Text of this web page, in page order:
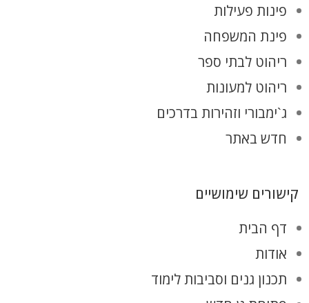
פינות פעילות
פינת המשפחה
ריהוט לבתי ספר
ריהוט למעונות
ג`ימבורי וזהירות בדרכים
חדש באתר
קישורים שימושיים
דף הבית
אודות
תכנון גנים וסביבות לימוד